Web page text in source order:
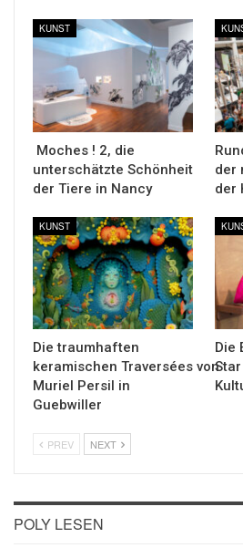
KUNST
Moches ! 2, die
unterschätzte Schönheit
der Tiere in Nancy
der
der
KUNST
Die traumhaften
keramischen Traversées von
Muriel Persil in
Guebwiller
Die
PREV NEXT
POLY LESEN